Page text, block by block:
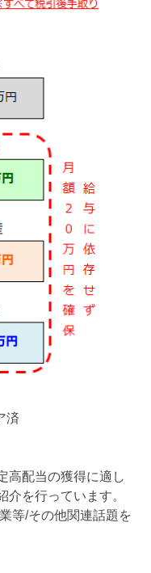
済
高配当の獲得に適し
を行っています。
等/その他関連話題を